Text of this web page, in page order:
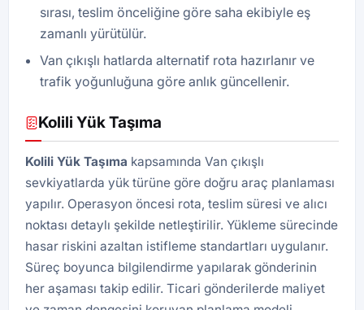
sırası, teslim önceliğine göre saha ekibiyle eş
zamanlı yürütülür.
Van çıkışlı hatlarda alternatif rota hazırlanır ve
trafik yoğunluğuna göre anlık güncellenir.
Kolili Yük Taşıma
Kolili Yük Taşıma kapsamında Van çıkışlı
sevkiyatlarda yük türüne göre doğru araç planlaması
yapılır. Operasyon öncesi rota, teslim süresi ve alıcı
noktası detaylı şekilde netleştirilir. Yükleme sürecinde
hasar riskini azaltan istifleme standartları uygulanır.
Süreç boyunca bilgilendirme yapılarak gönderinin
her aşaması takip edilir. Ticari gönderilerde maliyet